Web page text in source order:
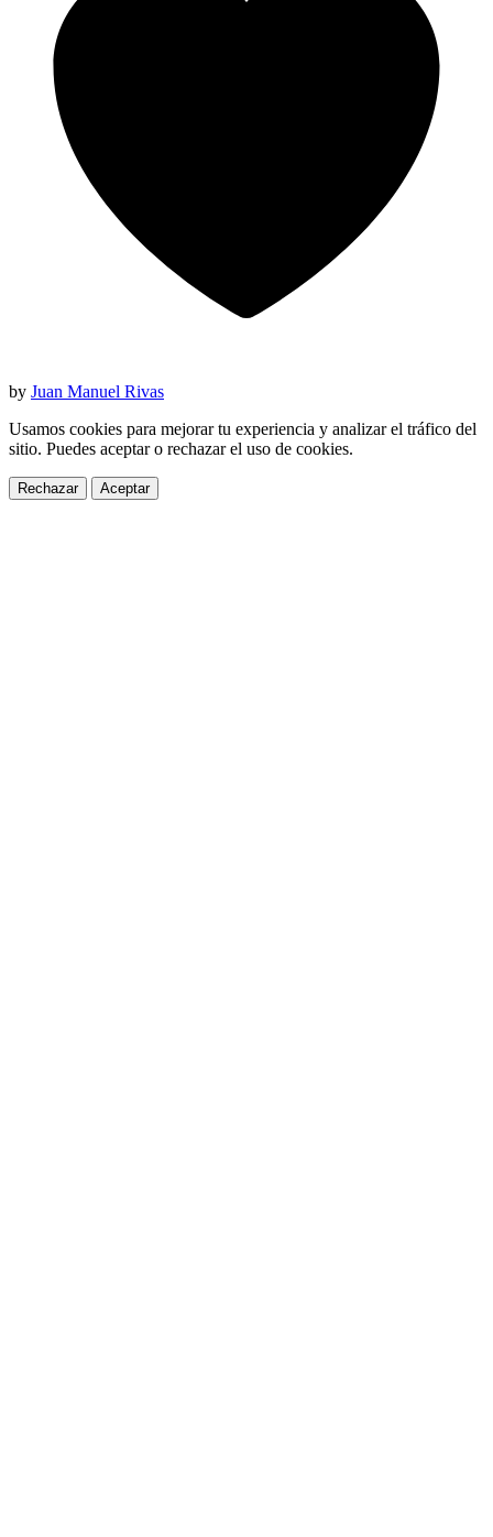
by Juan Manuel Rivas
Usamos cookies para mejorar tu experiencia y analizar el tráfico del
sitio. Puedes aceptar o rechazar el uso de cookies.
Rechazar Aceptar